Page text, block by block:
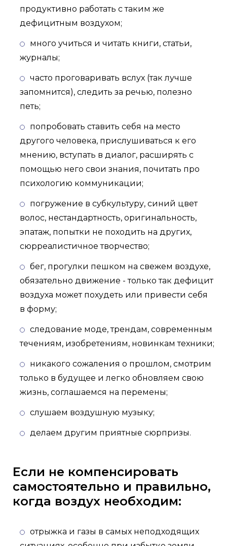
продуктивно работать с таким же
дефицитным воздухом;
много учиться и читать книги, статьи,
журналы;
часто проговаривать вслух (так лучше
запомнится), следить за речью, полезно
петь;
попробовать ставить себя на место
другого человека, прислушиваться к его
мнению, вступать в диалог, расширять с
помощью него свои знания, почитать про
психологию коммуникации;
погружение в субкультуру, синий цвет
волос, нестандартность, оригинальность,
эпатаж, попытки не походить на других,
сюрреалистичное творчество;
бег, прогулки пешком на свежем воздухе,
обязательно движение - только так дефицит
воздуха может похудеть или привести себя
в форму;
следование моде, трендам, современным
течениям, изобретениям, новинкам техники;
никакого сожаления о прошлом, смотрим
только в будущее и легко обновляем свою
жизнь, соглашаемся на перемены;
слушаем воздушную музыку;
делаем другим приятные сюрпризы.
Если не компенсировать
самостоятельно и правильно,
когда воздух необходим:
отрыжка и газы в самых неподходящих